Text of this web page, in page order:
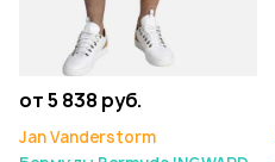
от 5 838 руб.
Jan Vanderstorm